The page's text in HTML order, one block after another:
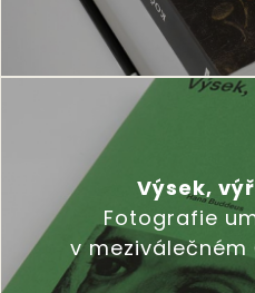
Výsek,
Fotografie
v meziválečném